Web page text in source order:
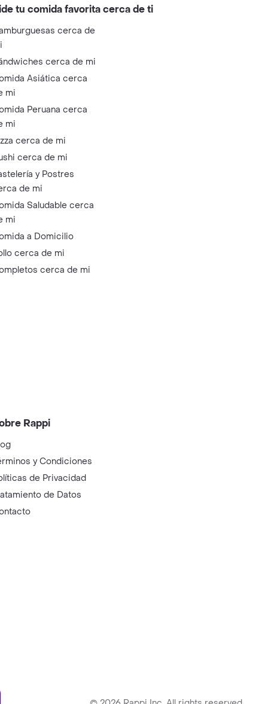
tu comida favorita cerca de ti
cerca de
cerca de mi
Asiática cerca
mi
Peruana cerca
mi
cerca de mi
cerca de mi
y Postres
de mi
Saludable cerca
mi
a Domicilio
cerca de mi
cerca de mi
Rappi
y Condiciones
de Privacidad
de Datos